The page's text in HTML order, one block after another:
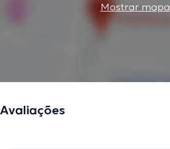
Mostrar mapa
Avaliações